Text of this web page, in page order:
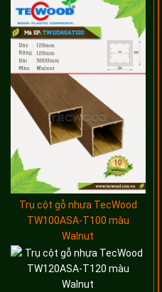
Trụ cột gỗ nhựa TecWood
TW100ASA-T100 màu
Walnut